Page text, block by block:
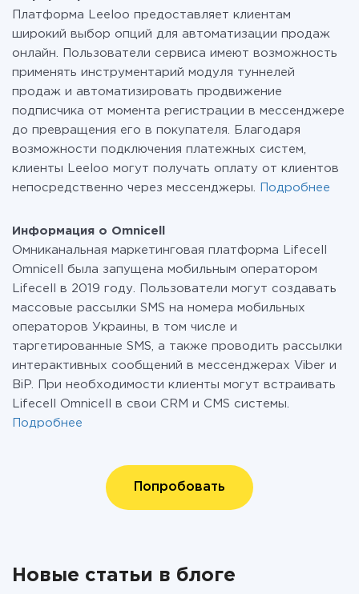
перейти на платный, при необходимости. Подробнее
о тарифах .
Платформа Leeloo предоставляет клиентам
широкий выбор опций для автоматизации продаж
онлайн. Пользователи сервиса имеют возможность
применять инструментарий модуля туннелей
продаж и автоматизировать продвижение
подписчика от момента регистрации в мессенджере
до превращения его в покупателя. Благодаря
возможности подключения платежных систем,
клиенты Leeloo могут получать оплату от клиентов
непосредственно через мессенджеры.
Подробнее
Информация о Omnicell
Омниканальная маркетинговая платформа Lifecell
Omnicell была запущена мобильным оператором
Lifecell в 2019 году. Пользователи могут создавать
массовые рассылки SMS на номера мобильных
операторов Украины, в том числе и
таргетированные SMS, а также проводить рассылки
интерактивных сообщений в мессенджерах Viber и
BiP. При необходимости клиенты могут встраивать
Lifecell Omnicell в свои CRM и CMS системы.
Подробнее
Попробовать
Новые статьи в блоге